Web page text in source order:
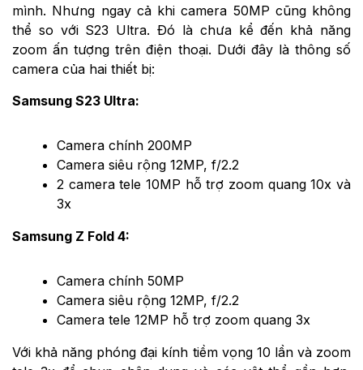
mình. Nhưng ngay cả khi camera 50MP cũng không
thể so với S23 Ultra. Đó là chưa kể đến khả năng
zoom ấn tượng trên điện thoại. Dưới đây là thông số
camera của hai thiết bị:
Samsung S23 Ultra:
Camera chính 200MP
Camera siêu rộng 12MP, f/2.2
2 camera tele 10MP hỗ trợ zoom quang 10x và
3x
Samsung Z Fold 4:
Camera chính 50MP
Camera siêu rộng 12MP, f/2.2
Camera tele 12MP hỗ trợ zoom quang 3x
Với khả năng phóng đại kính tiềm vọng 10 lần và zoom